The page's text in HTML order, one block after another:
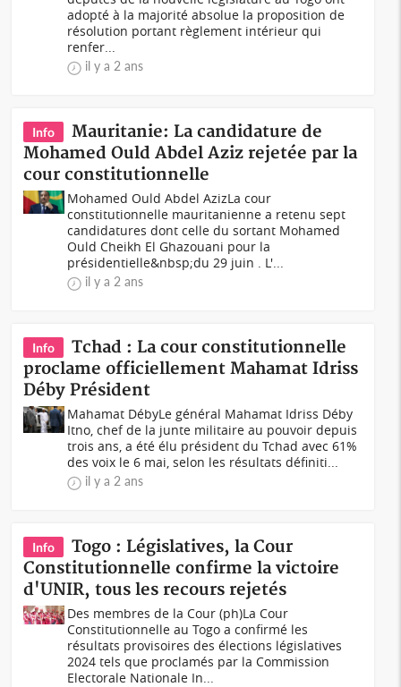
adopté à la majorité absolue la proposition de
résolution portant règlement intérieur qui
renfer...
il y a 2 ans
Info
Mauritanie: La candidature de
Mohamed Ould Abdel Aziz rejetée par la
cour constitutionnelle
Mohamed Ould Abdel Aziz La cour
constitutionnelle mauritanienne a retenu sept
candidatures dont celle du sortant Mohamed
Ould Cheikh El Ghazouani pour la
présidentielle&nbsp;du 29 juin . L'...
il y a 2 ans
Info
Tchad : La cour constitutionnelle
proclame officiellement Mahamat Idriss
Déby Président
Mahamat DébyLe général Mahamat Idriss Déby
Itno, chef de la junte militaire au pouvoir depuis
trois ans, a été élu président du Tchad avec 61%
des voix le 6 mai, selon les résultats définiti...
il y a 2 ans
Info
Togo : Législatives, la Cour
Constitutionnelle confirme la victoire
d'UNIR, tous les recours rejetés
Des membres de la Cour (ph)La Cour
Constitutionnelle au Togo a confirmé les
résultats provisoires des élections législatives
2024 tels que proclamés par la Commission
Electorale Nationale In...